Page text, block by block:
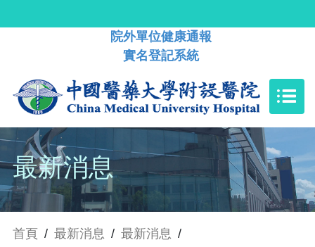
院外單位健康通報
實名登記系統
最新消息
首頁 / 最新消息 / 最新消息 /